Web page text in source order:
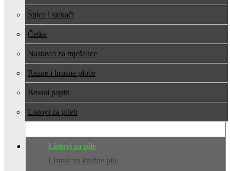
Špice i sjekači
Četke
Nastavci za mješalice
Rezne i brusne ploče
Brusni papiri
Listovi za pile
Listovi za pile
Listovi za kružne pile